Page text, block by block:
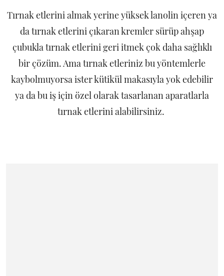
Tırnak etlerini almak yerine yüksek lanolin içeren ya
da tırnak etlerini çıkaran kremler sürüp ahşap
çubukla tırnak etlerini geri itmek çok daha sağlıklı
bir çözüm. Ama tırnak etleriniz bu yöntemlerle
kaybolmuyorsa ister kütikül makasıyla yok edebilir
ya da bu iş için özel olarak tasarlanan aparatlarla
tırnak etlerini alabilirsiniz.